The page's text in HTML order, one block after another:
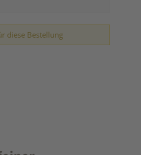
diese Bestellung